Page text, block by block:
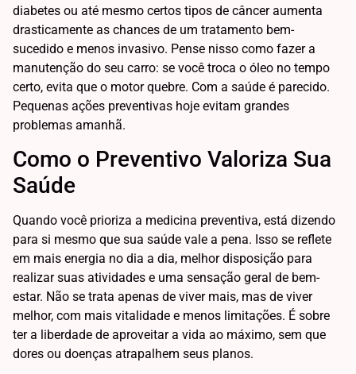
diabetes ou até mesmo certos tipos de câncer aumenta
drasticamente as chances de um tratamento bem-
sucedido e menos invasivo. Pense nisso como fazer a
manutenção do seu carro: se você troca o óleo no tempo
certo, evita que o motor quebre. Com a saúde é parecido.
Pequenas ações preventivas hoje evitam grandes
problemas amanhã.
Como o Preventivo Valoriza Sua
Saúde
Quando você prioriza a medicina preventiva, está dizendo
para si mesmo que sua saúde vale a pena. Isso se reflete
em mais energia no dia a dia, melhor disposição para
realizar suas atividades e uma sensação geral de bem-
estar. Não se trata apenas de viver mais, mas de viver
melhor, com mais vitalidade e menos limitações. É sobre
ter a liberdade de aproveitar a vida ao máximo, sem que
dores ou doenças atrapalhem seus planos.